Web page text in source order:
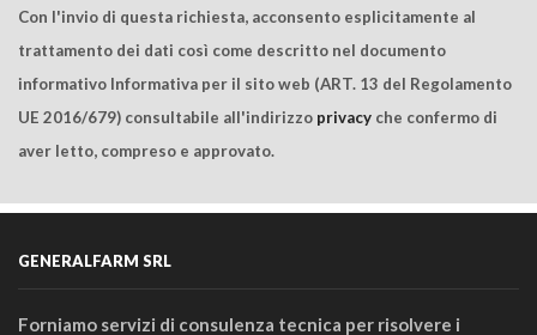
Con l'invio di questa richiesta, acconsento esplicitamente al
trattamento dei dati così come descritto nel documento
informativo Informativa per il sito web (ART. 13 del Regolamento
UE 2016/679) consultabile all'indirizzo privacy che confermo di
aver letto, compreso e approvato.
GENERALFARM SRL
Forniamo servizi di consulenza tecnica per risolvere i